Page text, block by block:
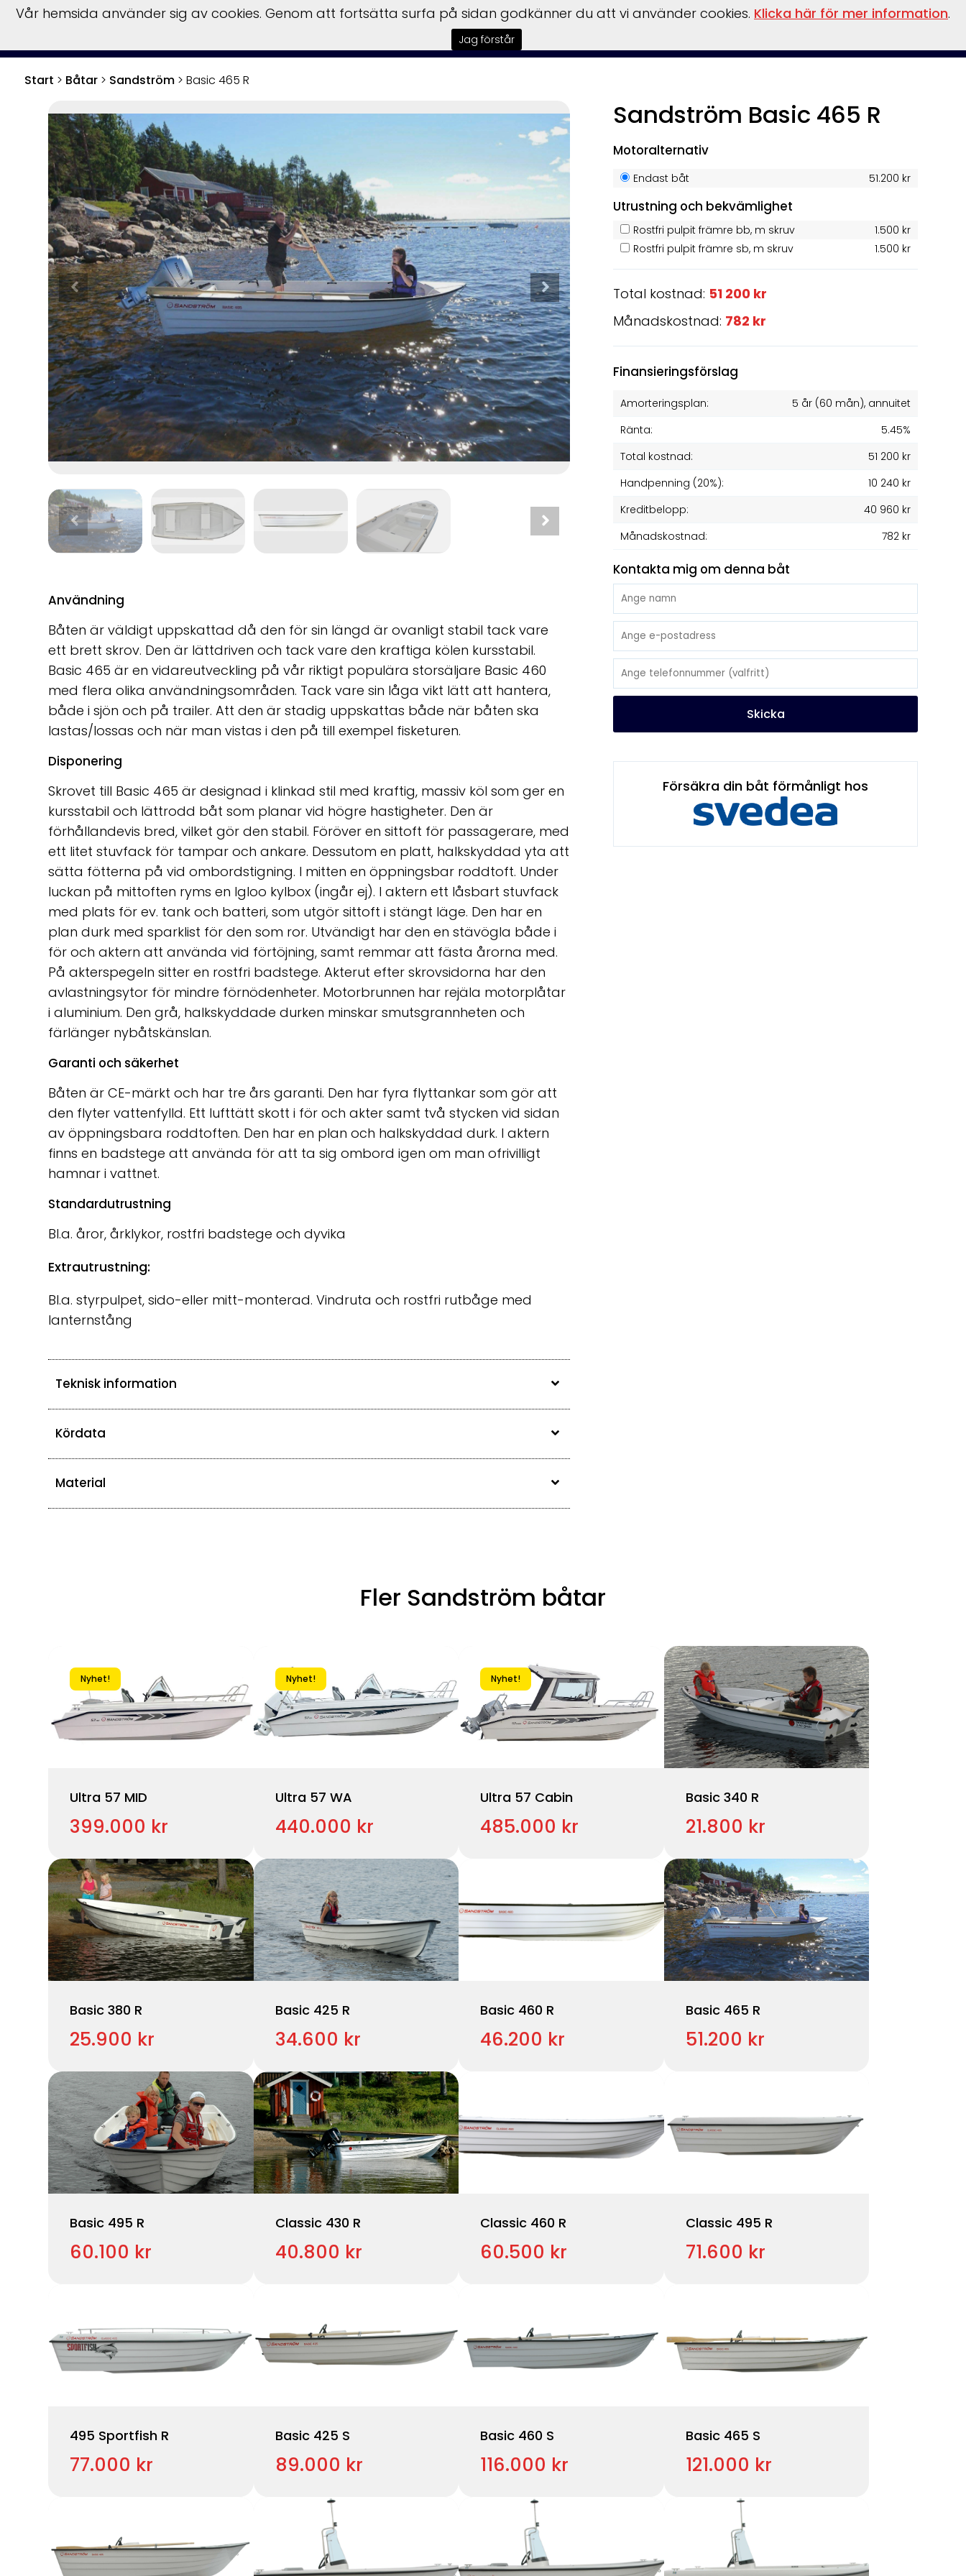
Båttrailer Begagnat
Start > Båtar> Sandström> Basic 465 R
Sandström Basic 465 R
Motoralternativ
Endast båt 51.200 kr
Utrustning och bekvämlighet
Rostfri pulpit främre bb, m skruv
1.500 kr
Rostfri pulpit främre sb, m skruv
1.500 kr
Total kostnad: 51 200 kr
Månadskostnad: 782 kr
Finansieringsförslag
Amorteringsplan: 5 år(60 mån), annuitet
Ränta:
5.45%
Total kostnad:
51 200 kr
Handpenning (20%):
10 240 kr
Kreditbelopp:
40 960 kr
Månadskostnad:
782 kr
Kontakta mig om denna båt
Skicka
Försäkra din båt förmånligt hos
Användning
Båten är väldigt uppskattad då den för sin längd är ovanligt stabil tack vare
ett brett skrov. Den är lättdriven och tack vare den kraftiga kölen kursstabil.
Basic 465 är en vidareutveckling på vår riktigt populära storsäljare Basic 460
med flera olika användningsområden. Tack vare sin låga vikt lätt att hantera,
både i sjön och på trailer. Att den är stadig uppskattas både när båten ska
lastas/lossas och när man vistas i den på till exempel fisketuren.
Disponering
Skrovet till Basic 465 är designad i klinkad stil med kraftig, massiv köl som ger en
kursstabil och lättrodd båt som planar vid högre hastigheter. Den är
förhållandevis bred, vilket gör den stabil. Föröver en sittoft för passagerare, med
ett litet stuvfack för tampar och ankare. Dessutom en platt, halkskyddad yta att
sätta fötterna på vid ombordstigning. I mitten en öppningsbar roddtoft. Under
luckan på mittoften ryms en Igloo kylbox (ingår ej). I aktern ett låsbart stuvfack
med plats för ev. tank och batteri, som utgör sittoft i stängt läge. Den har en
plan durk med sparklist för den som ror. Utvändigt har den en stävögla både i
för och aktern att använda vid förtöjning, samt remmar att fästa årorna med.
På akterspegeln sitter en rostfri badstege. Akterut efter skrovsidorna har den
avlastningsytor för mindre förnödenheter. Motorbrunnen har rejäla motorplåtar
i aluminium. Den grå, halkskyddade durken minskar smutsgrannheten och
färlänger nybåtskänslan.
Garanti och säkerhet
Båten är CE-märkt och har tre års garanti. Den har fyra flyttankar som gör att
den flyter vattenfylld. Ett lufttätt skott i för och akter samt två stycken vid sidan
av öppningsbara roddtoften. Den har en plan och halkskyddad durk. I aktern
finns en badstege att använda för att ta sig ombord igen om man ofrivilligt
hamnar i vattnet.
Standardutrustning
Bl.a. åror, årklykor, rostfri badstege och dyvika
Extrautrustning:
Bl.a. styrpulpet, sido-eller mitt-monterad. Vindruta och rostfri rutbåge med
lanternstång
Teknisk information
Kördata
Material
Fler Sandström båtar
Nyhet!
Ultra 57 MID
399.000 kr
Nyhet!
Ultra 57 WA
440.000 kr
Nyhet!
Ultra 57 Cabin
485.000 kr
Basic 340 R
21.800 kr
Basic 380 R
25.900 kr
Basic 425 R
34.600 kr
Basic 460 R
46.200 kr
Basic 465 R
51.200 kr
Basic 495 R
60.100 kr
Classic 430 R
40.800 kr
Classic 460 R
60.500 kr
Classic 495 R
71.600 kr
495 Sportfish R
77.000 kr
Basic 425 S
89.000 kr
Basic 460 S
116.000 kr
Basic 465 S
121.000 kr
Vår hemsida använder sig av cookies. Genom att fortsätta surfa på sidan godkänner du att vi använder cookies. Klicka här för mer information.
Jag förstår